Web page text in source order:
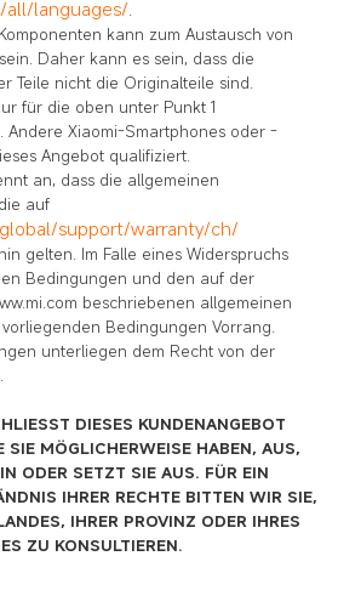
all/languages/.
kann zum Austausch von
Daher kann es sein, dass die
Teile nicht die Originalteile sind.
für die oben unter Punkt 1
Andere Xiaomi-Smartphones oder -
Angebot qualifiziert.
an, dass die allgemeinen
auf
support/warranty/ch/
gelten. Im Falle eines Widerspruchs
Bedingungen und den auf der
beschriebenen allgemeinen
Bedingungen Vorrang.
unterliegen dem Recht von der
DIESES KUNDENANGEBOT
SIE MÖGLICHERWEISE HABEN, AUS,
ODER SETZT SIE AUS. FÜR EIN
IHRER RECHTE BITTEN WIR SIE,
IHRER PROVINZ ODER IHRES
ZU KONSULTIEREN.